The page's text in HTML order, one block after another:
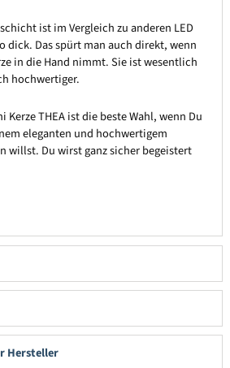
ist im Vergleich zu anderen LED
dick. Das spürt man auch direkt, wenn
in die Hand nimmt. Sie ist wesentlich
hochwertiger.
Kerze THEA ist die beste Wahl, wenn Du
eleganten und hochwertigem
willst. Du wirst ganz sicher begeistert
Hersteller